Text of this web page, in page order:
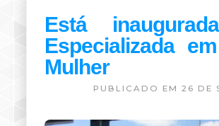
Está
Especializada
Mulher
PUBLICADO EM 26 DE